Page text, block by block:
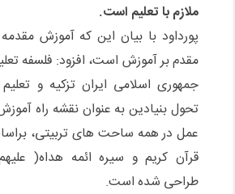
ملازم با تعلیم است.
پورداود با بیان این که آموزش
مقدم بر آموزش است، افزود: فلسفه
جمهوری اسلامی ایران تزکیه و
تحول بنیادین به عنوان نقشه راه
عمل در همه ساحت های تربیتی،
قرآن کریم و سیره ائمه هداه(
طراحی شده است.